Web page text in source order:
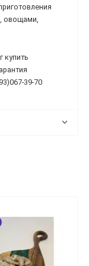
овощами,
купить
39-70